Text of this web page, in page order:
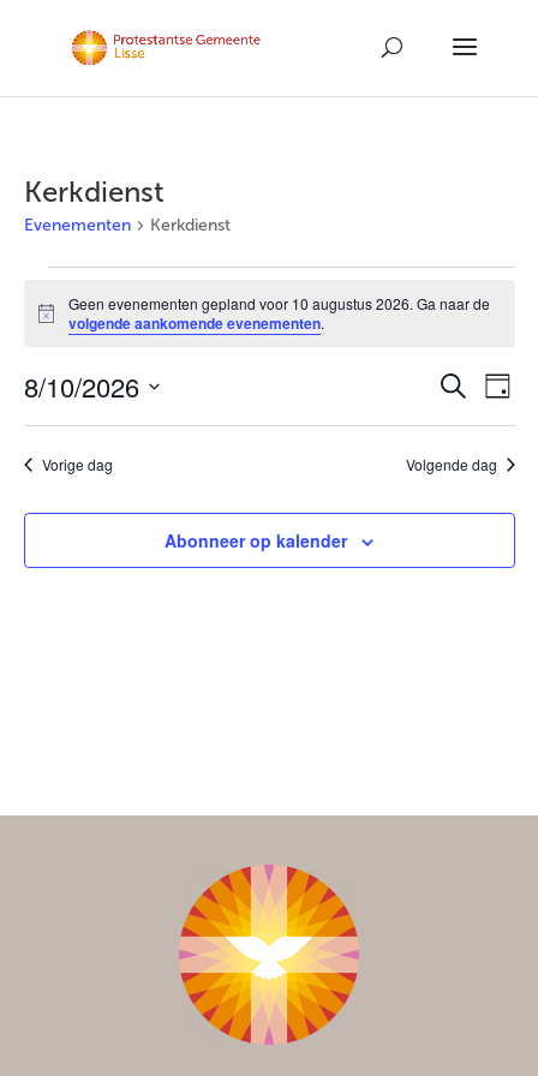
Kerkdienst
Evenementen Kerkdienst
Evenementen
10
augustus
2026
Bericht
Geen evenementen gepland voor 10 augustus 2026. Ga naar de
volgende aankomende evenementen.
Zoeken
Dag
8/10/2026
Selecteer
eenVorige dag Volgende dag
Abonneer op kalender